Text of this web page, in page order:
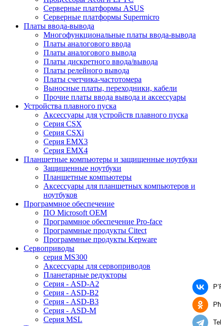
Серверные платформы ASUS
Серверные платформы Supermicro
Платы ввода-вывода
Многофункциональные платы ввода-вывода
Платы аналогового ввода
Платы аналогового вывода
Платы дискретного ввода/вывода
Платы релейного вывода
Платы счетчика-частотомера
Выносные платы, переходники, кабели
Прочие платы ввода вывода и аксессуары
Устройства плавного пуска
Аксессуары для устройств плавного пуска
Серия CSX
Серия CSXi
Серия EMX3
Серия EMX4
Планшетные компьютеры и защищенные ноутбуки
Защищенные ноутбуки
Планшетные компьютеры
Аксессуары для планшетных компьютеров и
ноутбуков
Программное обеспечение
ПО Microsoft OEM
Программное обеспечение Pro-face
Программные продукты Citect
Программные продукты Kepware
Сервоприводы
серия MS300
Аксессуары для сервоприводов
Планетарные редукторы
Серия - ASD-A2
Серия - ASD-B2
Серия - ASD-B3
Серия - ASD-M
Серия MSL